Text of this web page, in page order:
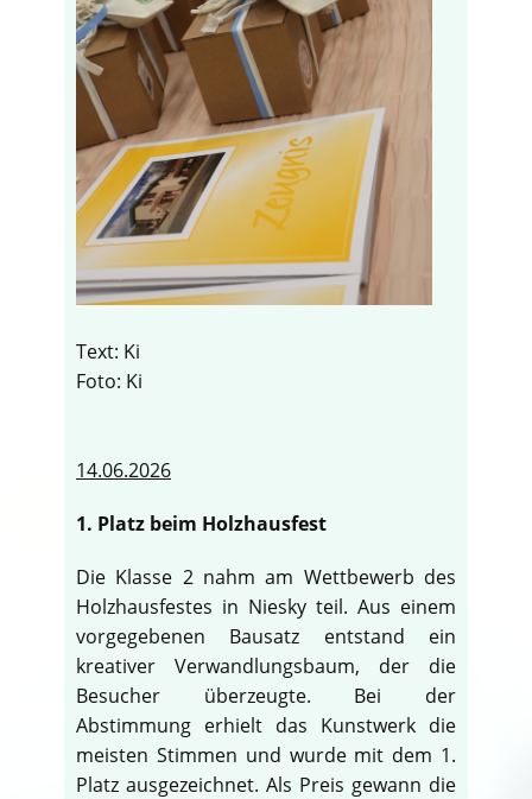
Text: Ki
Foto: Ki
14.06.2026
1. Platz beim Holzhausfest
Die Klasse 2 nahm am Wettbewerb des
Holzhausfestes in Niesky teil. Aus einem
vorgegebenen Bausatz entstand ein
kreativer Verwandlungsbaum, der die
Besucher überzeugte. Bei der
Abstimmung erhielt das Kunstwerk die
meisten Stimmen und wurde mit dem 1.
Platz ausgezeichnet. Als Preis gewann die